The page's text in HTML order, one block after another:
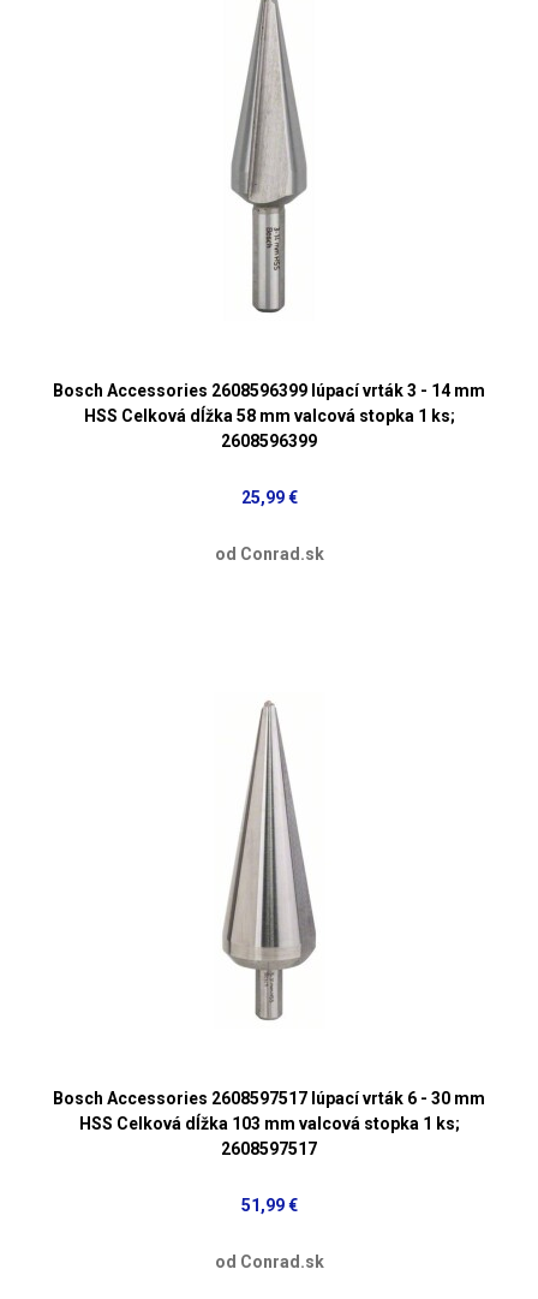
Bosch Accessories 2608596399 lúpací vrták 3 - 14 mm
HSS Celková dĺžka 58 mm valcová stopka 1 ks;
2608596399
25,99 €
od Conrad.sk
Bosch Accessories 2608597517 lúpací vrták 6 - 30 mm
HSS Celková dĺžka 103 mm valcová stopka 1 ks;
2608597517
51,99 €
od Conrad.sk